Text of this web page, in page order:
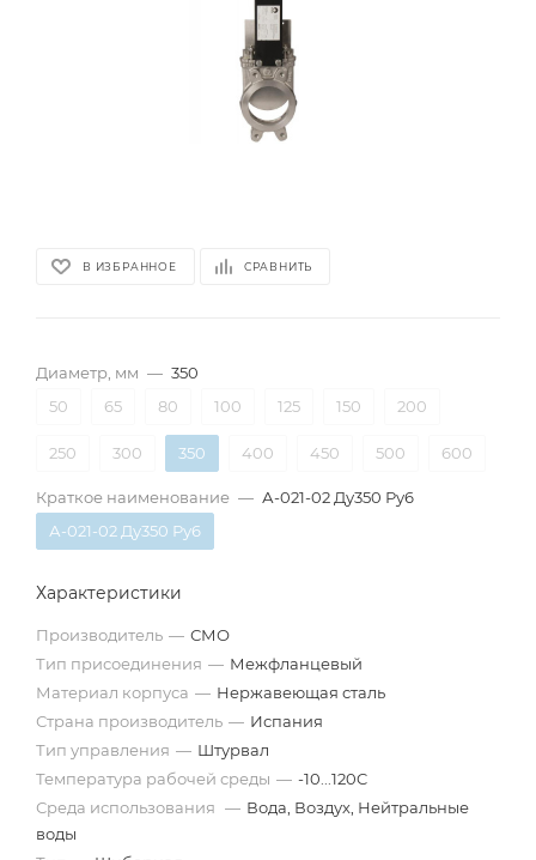
В ИЗБРАННОЕ СРАВНИТЬ
Диаметр, мм — 350
50
65 80 100 125 150 200
250 300 350 400 450 500 600
Краткое наименование — А-021-02 Ду350 Ру6
А-021-02 Ду350 Ру6
Характеристики
Производитель — СМО
Тип присоединения — Межфланцевый
Материал корпуса — Нержавеющая сталь
Страна производитель — Испания
Тип управления — Штурвал
Температура рабочей среды — -10...120C
Среда использования — Вода, Воздух, Нейтральные
воды